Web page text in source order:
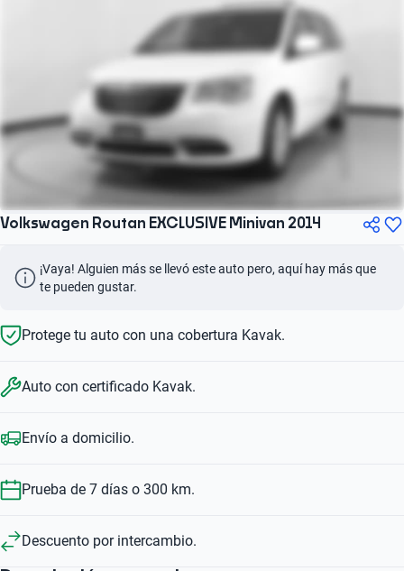
Volkswagen Routan EXCLUSIVE Minivan 2014
¡Vaya! Alguien más se llevó este auto pero, aquí hay más que
te pueden gustar.
Protege tu auto con una cobertura Kavak.
Auto con certificado Kavak.
Envío a domicilio.
Prueba de 7 días o 300 km.
Descuento por intercambio.